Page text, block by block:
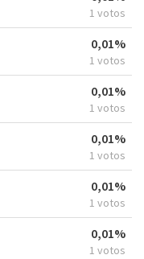
1 votos
0,01%
1 votos
0,01%
1 votos
0,01%
1 votos
0,01%
1 votos
0,01%
1 votos